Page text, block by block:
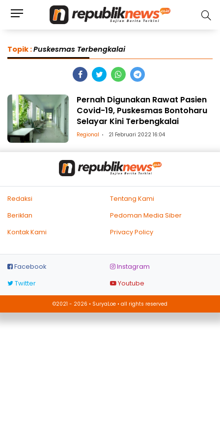
Topik :Puskesmas Terbengkalai
Pernah Digunakan Rawat Pasien
Covid-19, Puskesmas Bontoharu
Selayar Kini Terbengkalai
Regional 21 Februari 2022 16:04
Redaksi
Tentang Kami
Beriklan
Pedoman Media Siber
Kontak Kami
Privacy Policy
Facebook
Instagram
Twitter
Youtube
©2021 - 2026 • SuryaLoe • all rights reserved